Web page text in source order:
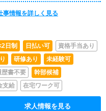
出来れば問題ありません。PC
っていただきます。
事情報を詳しく見る
日制 日払い可
資格手当あり
研修あり
未経験可
歴書不要
幹部候補
支給 在宅ワーク可
求人情報を見る